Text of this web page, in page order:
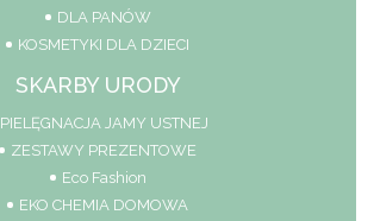
DLA PANÓW
KOSMETYKI DLA DZIECI
SKARBY URODY
PIELĘGNACJA JAMY USTNEJ
ZESTAWY PREZENTOWE
Eco Fashion
EKO CHEMIA DOMOWA